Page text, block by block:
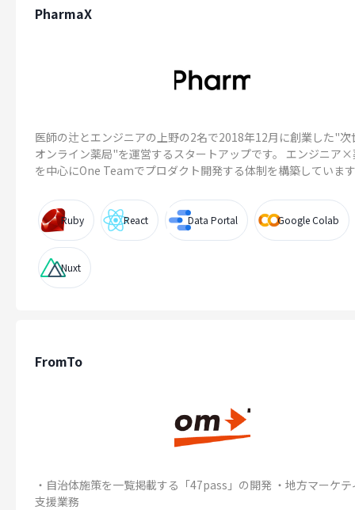
PharmaX
医師の辻とエンジニアの上野の2名で2018年12月に創業した"次
オンライン薬局"を運営するスタートアップです。 エンジニア
を中心にOne Teamでプロダクト開発する体制を構築していま
Ruby React Data Portal Google Colab
Nuxt
FromTo
・自治体施策を一覧掲載する「47pass」の開発 ・地方マーケテ
支援業務